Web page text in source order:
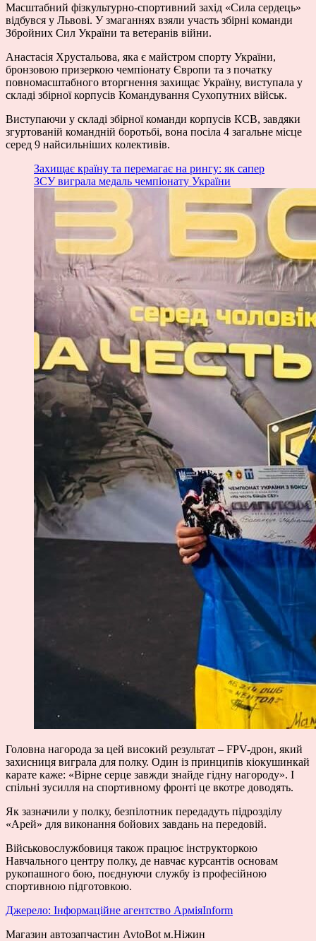
Масштабний фізкультурно-спортивний захід «Сила сердець»
відбувся у Львові. У змаганнях взяли участь збірні команди
Збройних Сил України та ветеранів війни.
Анастасія Хрустальова, яка є майстром спорту України,
бронзовою призеркою чемпіонату Європи та з початку
повномасштабного вторгнення захищає Україну, виступала у
складі збірної корпусів Командування Сухопутних військ.
Виступаючи у складі збірної команди корпусів КСВ, завдяки
згуртованій командній боротьбі, вона посіла 4 загальне місце
серед 9 найсильніших колективів.
Захищає країну та перемагає на рингу: як сапер
ЗСУ виграла медаль чемпіонату України
Головна нагорода за цей високий результат – FPV-дрон, який
захисниця виграла для полку. Один із принципів кіокушинкай
карате каже: «Вірне серце завжди знайде гідну нагороду». І
спільні зусилля на спортивному фронті це вкотре доводять.
Як зазначили у полку, безпілотник передадуть підрозділу
«Арей» для виконання бойових завдань на передовій.
Військовослужбовиця також працює інструкторкою
Навчального центру полку, де навчає курсантів основам
рукопашного бою, поєднуючи службу із професійною
спортивною підготовкою.
Джерело: Інформаційне агентство АрміяInform
Магазин автозапчастин AvtoBot м.Ніжин